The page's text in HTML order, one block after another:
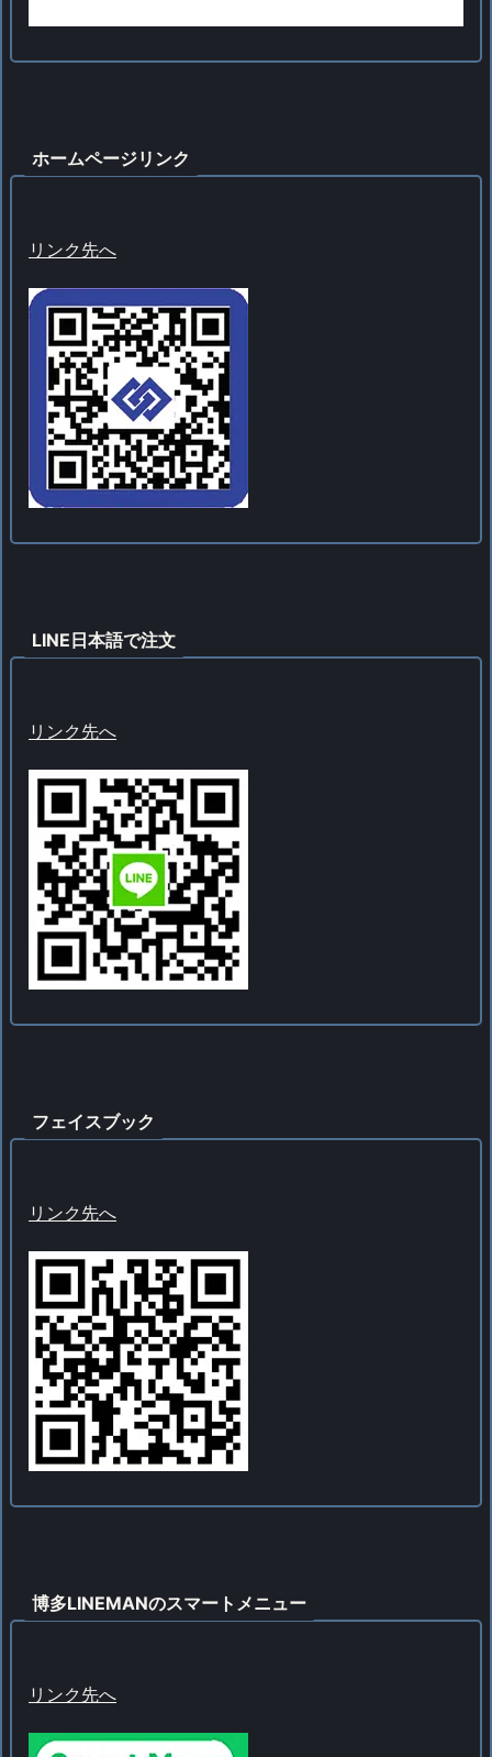
ホームページリンク
リンク先へ
LINE日本語で注文
リンク先へ
フェイスブック
リンク先へ
博多LINEMANのスマートメニュー
リンク先へ